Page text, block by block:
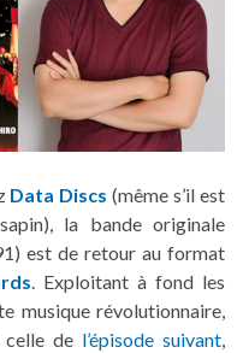
Data Discs (même s’il est
la bande originale
est de retour au format
. Exploitant à fond les
musique révolutionnaire,
celle de l’épisode suivant,